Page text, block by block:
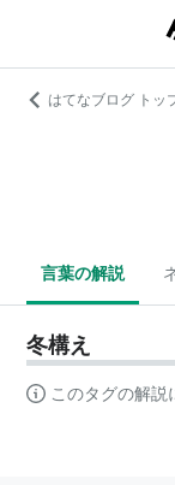
はてなブログ トッ
言葉の解説
冬構え
このタグの解説